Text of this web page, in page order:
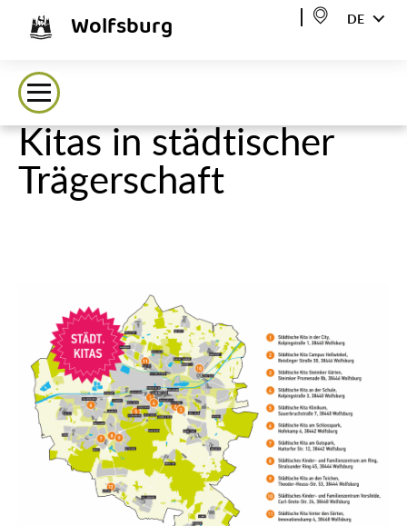
Wolfsburg DE
Kitas in städtischer
Trägerschaft